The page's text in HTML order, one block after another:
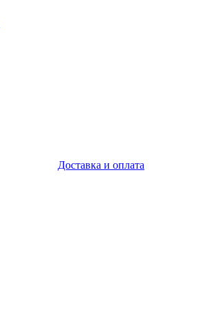
Доставка и оплата